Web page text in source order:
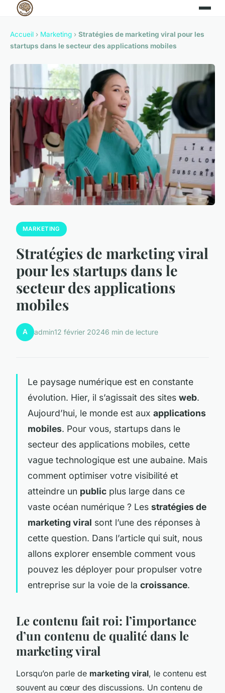
Accueil › Marketing › Stratégies de marketing viral pour les
startups dans le secteur des applications mobiles
MARKETING
Stratégies de marketing viral
pour les startups dans le
secteur des applications
mobiles
A admin12 février 20246 min de lecture
Le paysage numérique est en constante
évolution. Hier, il s’agissait des sites web.
Aujourd’hui, le monde est aux applications
mobiles. Pour vous, startups dans le
secteur des applications mobiles, cette
vague technologique est une aubaine. Mais
comment optimiser votre visibilité et
atteindre un public plus large dans ce
vaste océan numérique ? Les stratégies de
marketing viral sont l’une des réponses à
cette question. Dans l’article qui suit, nous
allons explorer ensemble comment vous
pouvez les déployer pour propulser votre
entreprise sur la voie de la croissance.
Le contenu fait roi: l’importance
d’un contenu de qualité dans le
marketing viral
Lorsqu’on parle de marketing viral, le contenu est
souvent au cœur des discussions. Un contenu de